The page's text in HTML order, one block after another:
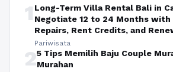
1 Long-Term Villa Rental Bali in
Negotiate 12 to 24 Months with
Repairs, Rent Credits, and
Pariwisata
25 Tips Memilih Baju Couple
Murahan